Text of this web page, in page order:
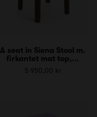
A seat in Siena Stool m.
firkantet mat top,...
5 950,00 kr